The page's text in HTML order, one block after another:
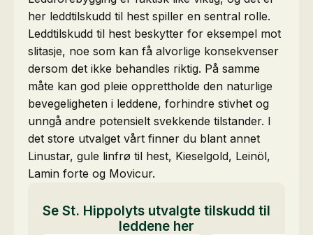
her leddtilskudd til hest spiller en sentral rolle.
Leddtilskudd til hest beskytter for eksempel mot
slitasje, noe som kan få alvorlige konsekvenser
dersom det ikke behandles riktig. På samme
måte kan god pleie opprettholde den naturlige
bevegeligheten i leddene, forhindre stivhet og
unngå andre potensielt svekkende tilstander. I
det store utvalget vårt finner du blant annet
Linustar, gule linfrø til hest, Kieselgold, Leinöl,
Lamin forte og Movicur.
Se St. Hippolyts utvalgte tilskudd til
leddene her